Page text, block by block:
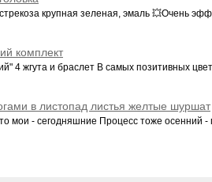
крупная зеленая, эмаль 💥Очень
комплект
4 жгута и браслет В самых позитивных
в листопад листья желтые шуршат
мои - сегодняшние Процесс тоже осенний -